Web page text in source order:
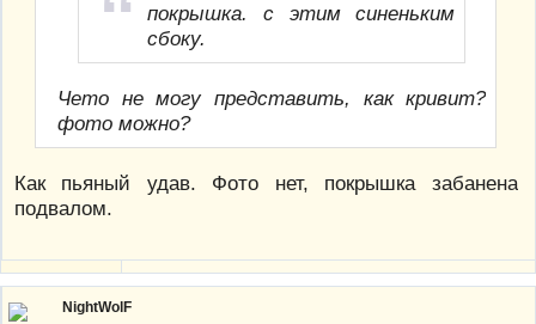
покрышка. с этим синеньким
сбоку.
Чето не могу представить, как кривит?
фото можно?
Как пьяный удав. Фото нет, покрышка забанена
подвалом.
NightWolF